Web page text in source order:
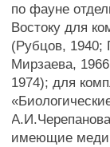
по фауне
Востоку для
(Рубцов, 1940;
Мирзаева,
1974); для
имеющие